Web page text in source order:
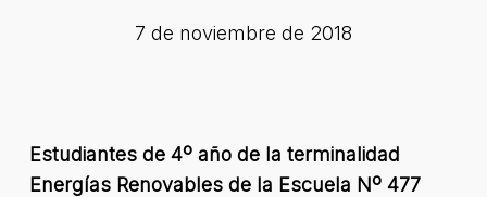
7 de noviembre de 2018
Estudiantes de 4º año de la terminalidad
Energías Renovables de la Escuela Nº 477